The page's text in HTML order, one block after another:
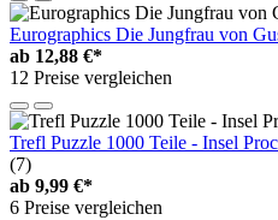
Eurographics Die Jungfrau von
ab 12,88 €*
12 Preise vergleichen
Trefl Puzzle 1000 Teile - Insel
(7)
ab 9,99 €*
6 Preise vergleichen